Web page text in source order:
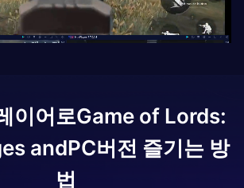
이어로Game of Lords:
andPC버전 즐기는 방
법